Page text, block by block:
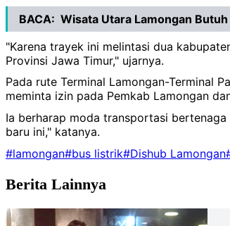
BACA: Wisata Utara Lamongan
"Karena trayek ini melintasi dua
Provinsi Jawa Timur," ujarnya.
Pada rute Terminal Lamongan-Terminal
meminta izin pada Pemkab Lamongan
Ia berharap moda transportasi
baru ini," katanya.
#lamongan#bus listrik#Dishub Lamongan
Berita Lainnya